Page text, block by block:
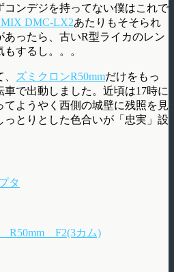
コンデジを持ってない僕はこれで
DMC-LX2あたりもそそられ
あったら、古いR型ライカのレン
するし。。。
ズミクロンR50mmだけをもっ
で出動しました。近頃は17時に
ようやく西側の城壁に残照を見
とりとした色合いが「忠実」設
タ
R50mm F2(3カム)